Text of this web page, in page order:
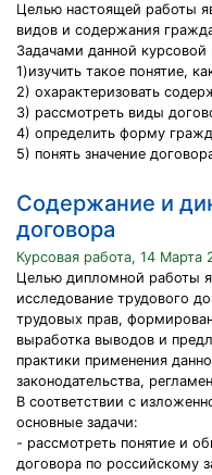
Целью настоящей работы
видов и содержания
Задачами данной курсовой
1)изучить такое понятие,
2) охарактеризовать
3) рассмотреть виды
4) определить форму
5) понять значение
Содержание и
договора
Курсовая работа, 14 Марта
Целью дипломной работы
исследование трудового
трудовых прав,
выработка выводов и
практики применения
законодательства,
В соответствии с
основные задачи:
- рассмотреть понятие и
договора по российскому